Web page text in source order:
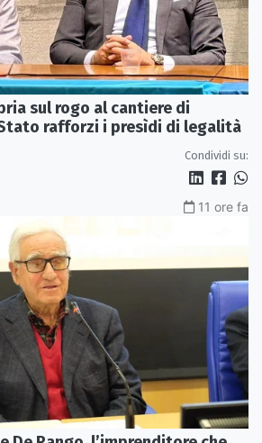
sul rogo al cantiere di
rafforzi i presìdi di legalità
Condividi su:
11 ore fa